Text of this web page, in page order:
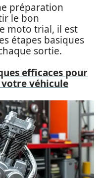
préparation
le bon
moto trial, il est
étapes basiques
sortie.
efficaces pour
véhicule